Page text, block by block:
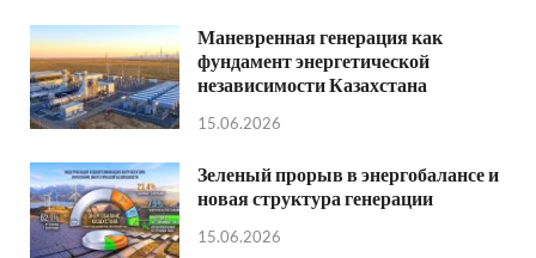
Маневренная генерация как
фундамент энергетической
независимости Казахстана
15.06.2026
Зеленый прорыв в энергобалансе и
новая структура генерации
15.06.2026